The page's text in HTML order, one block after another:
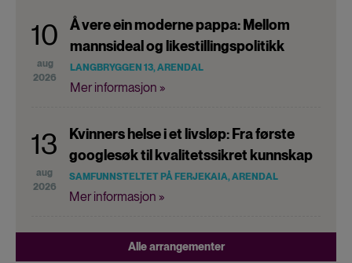
10
aug
2026
Å vere ein moderne pappa: Mellom
mannsideal og likestillingspolitikk
LANGBRYGGEN 13, ARENDAL
Mer informasjon »
13
aug
2026
Kvinners helse i et livsløp: Fra første
googlesøk til kvalitetssikret kunnskap
SAMFUNNSTELTET PÅ FERJEKAIA, ARENDAL
Mer informasjon »
Alle arrangementer